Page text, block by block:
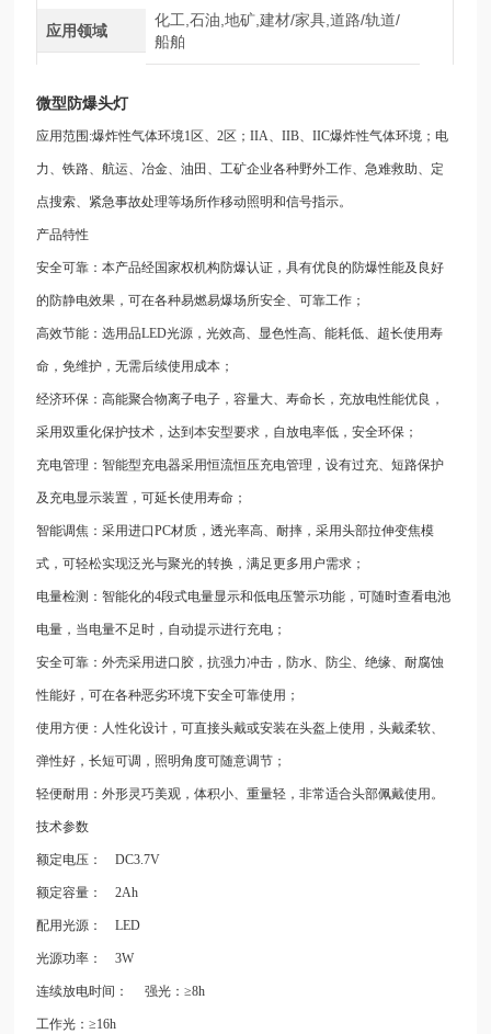
应用领域
化工,石油,地矿,建材/家具,道路/轨道/
船舶
微型防爆头灯
应用范围:爆炸性气体环境1区、2区；IIA 、IIB 、IIC爆炸性气体环境；电
力、铁路、航运、冶金、油田、工矿企业各种野外工作、急难救助、定
点搜索、紧急事故处理等场所作移动照明和信号指示。
产品特性
安全可靠：本产品经国家权机构防爆认证，具有优良的防爆性能及良好
的防静电效果，可在各种易燃易爆场所安全、可靠工作；
高效节能：选用品LED光源，光效高、显色性高、能耗低、超长使用寿
命，免维护，无需后续使用成本；
经济环保：高能聚合物离子电子，容量大、寿命长，充放电性能优良，
采用双重化保护技术，达到本安型要求，自放电率低，安全环保；
充电管理：智能型充电器采用恒流恒压充电管理，设有过充、短路保护
及充电显示装置，可延长使用寿命；
智能调焦：采用进口PC材质，透光率高、耐摔，采用头部拉伸变焦模
式，可轻松实现泛光与聚光的转换，满足更多用户需求；
电量检测：智能化的4段式电量显示和低电压警示功能，可随时查看电池
电量，当电量不足时，自动提示进行充电；
安全可靠：外壳采用进口胶，抗强力冲击，防水、防尘、绝缘、耐腐蚀
性能好，可在各种恶劣环境下安全可靠使用；
使用方便：人性化设计，可直接头戴或安装在头盔上使用，头戴柔软、
弹性好，长短可调，照明角度可随意调节；
轻便耐用：外形灵巧美观，体积小、重量轻，非常适合头部佩戴使用。
技术参数
额定电压： DC3.7V
额定容量： 2Ah
配用光源： LED
光源功率： 3W
连续放电时间： 强光：≥8h
工作光：≥16h